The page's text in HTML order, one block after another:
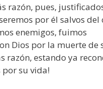
razón, pues,
por él salvos del
enemigos, fuimos
Dios por la muerte de
razón, estando ya
por su vida!